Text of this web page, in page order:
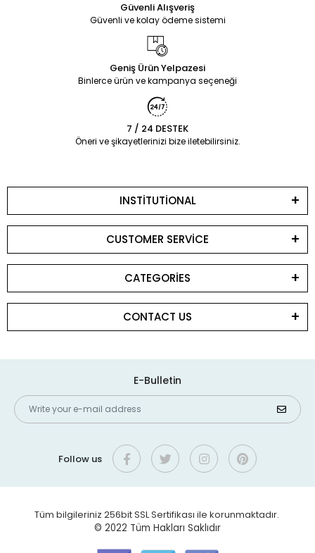
Güvenli Alışveriş
Güvenli ve kolay ödeme sistemi
Geniş Ürün Yelpazesi
Binlerce ürün ve kampanya seçeneği
7 / 24 DESTEK
Öneri ve şikayetlerinizi bize iletebilirsiniz.
INSTİTUTİONAL
CUSTOMER SERVİCE
CATEGORİES
CONTACT US
E-Bulletin
Follow us
Tüm bilgileriniz 256bit SSL Sertifikası ile korunmaktadır.
© 2022 Tüm Hakları Saklıdır